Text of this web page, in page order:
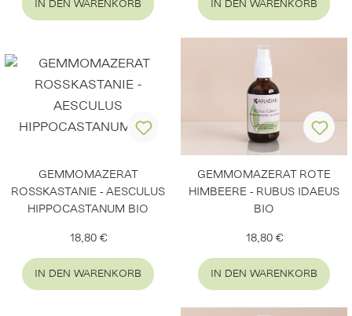
IN DEN WARENKORB IN DEN WARENKORB
GEMMOMAZERAT
ROSSKASTANIE - AESCULUS
HIPPOCASTANUM BIO
Regulärer Preis:
18,80 €
IN DEN WARENKORB
GEMMOMAZERAT ROTE
HIMBEERE - RUBUS IDAEUS
BIO
Regulärer Preis:
18,80 €
IN DEN WARENKORB